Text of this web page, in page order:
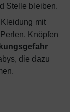
Stelle bleiben.
mit
Knöpfen
die dazu